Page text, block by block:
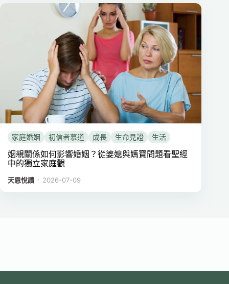
家庭婚姻 初信者慕道 成長 生命見證 生活
姻親關係如何影響婚姻？從婆媳與媽寶問題看聖經
中的獨立家庭觀
天恩悅讀 ． 2026-07-09